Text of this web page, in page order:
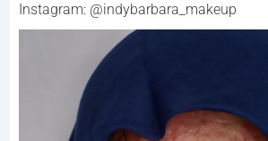
Instagram: @indybarbara_makeup